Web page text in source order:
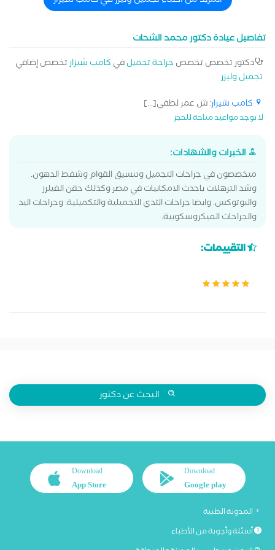
تفاصيل عيادة دكتور محمد الشحات
دكتور تخصص تخصص جراحة تجميلفي كامب شيزارتخصص إضافي
تجميل وليزر
كامب شيزار: ش عمر لطفي[...]
لا توجد مواعيد متاحة للحجز
الخبرات والشهادات:
متخصصون في جراحات التجميل وتنسيق القوام وشفط الدهون.
وشد الترهلات باحدث الامكانيات في مصر وكذلك حقن الفيلرز
والبوتوكس. وايضا جراحات الثدي التجميلية والتكميلية. وجراحات اليد
والجراحات الميكروسكوبية.
التقييمات:
البحث عن دكتور
Download
Google play
Download
App Store
المدونة الطبية
أسئلة وأجوبة من الأطباء